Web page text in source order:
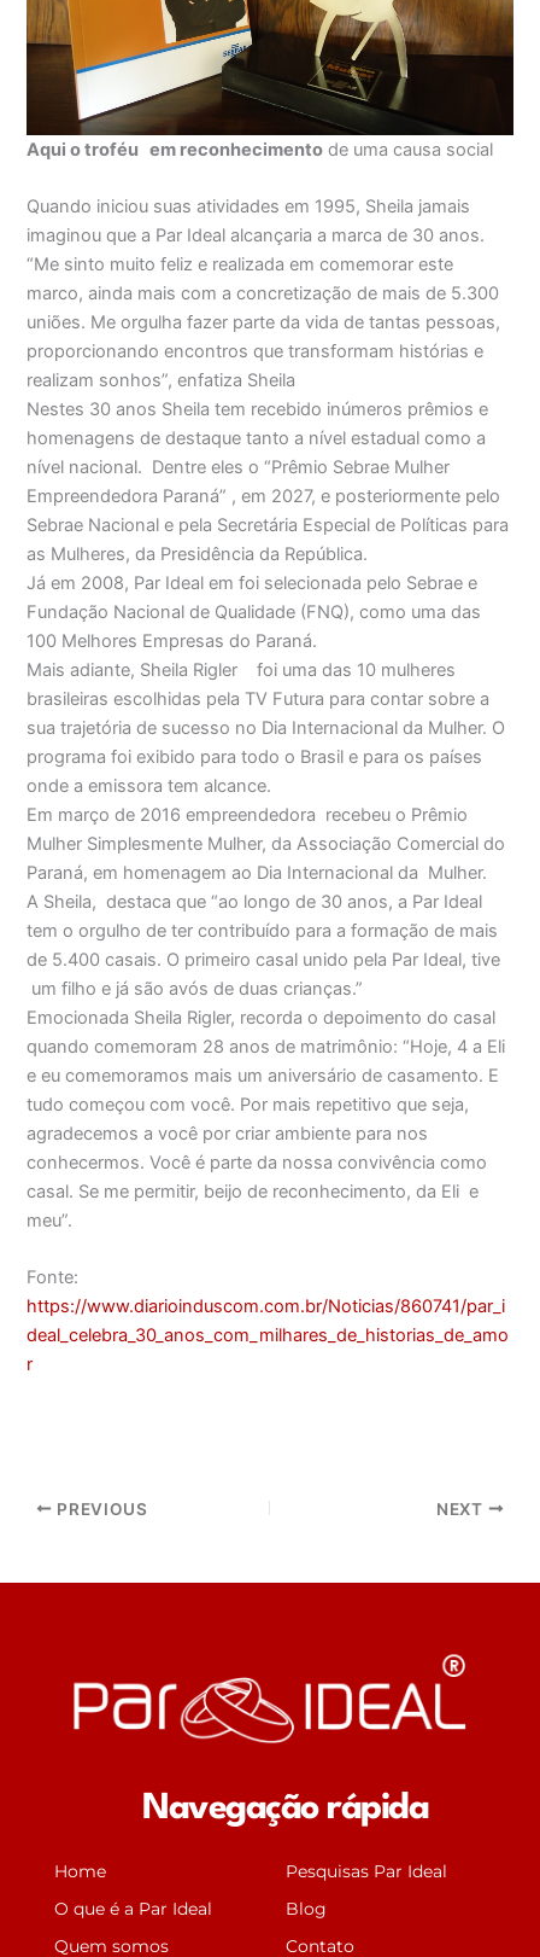
Aqui o troféu em reconhecimento de uma causa social
Quando iniciou suas atividades em 1995, Sheila jamais
imaginou que a Par Ideal alcançaria a marca de 30 anos.
“Me sinto muito feliz e realizada em comemorar este
marco, ainda mais com a concretização de mais de 5.300
uniões. Me orgulha fazer parte da vida de tantas pessoas,
proporcionando encontros que transformam histórias e
realizam sonhos”, enfatiza Sheila
Nestes 30 anos Sheila tem recebido inúmeros prêmios e
homenagens de destaque tanto a nível estadual como a
nível nacional. Dentre eles o “Prêmio Sebrae Mulher
Empreendedora Paraná” , em 2027, e posteriormente pelo
Sebrae Nacional e pela Secretária Especial de Políticas para
as Mulheres, da Presidência da República.
Já em 2008, Par Ideal em foi selecionada pelo Sebrae e
Fundação Nacional de Qualidade (FNQ), como uma das
100 Melhores Empresas do Paraná.
Mais adiante, Sheila Rigler foi uma das 10 mulheres
brasileiras escolhidas pela TV Futura para contar sobre a
sua trajetória de sucesso no Dia Internacional da Mulher. O
programa foi exibido para todo o Brasil e para os países
onde a emissora tem alcance.
Em março de 2016 empreendedora recebeu o Prêmio
Mulher Simplesmente Mulher, da Associação Comercial do
Paraná, em homenagem ao Dia Internacional da Mulher.
A Sheila, destaca que “ao longo de 30 anos, a Par Ideal
tem o orgulho de ter contribuído para a formação de mais
de 5.400 casais. O primeiro casal unido pela Par Ideal, tive
um filho e já são avós de duas crianças.”
Emocionada Sheila Rigler, recorda o depoimento do casal
quando comemoram 28 anos de matrimônio: “Hoje, 4 a Eli
e eu comemoramos mais um aniversário de casamento. E
tudo começou com você. Por mais repetitivo que seja,
agradecemos a você por criar ambiente para nos
conhecermos. Você é parte da nossa convivência como
casal. Se me permitir, beijo de reconhecimento, da Eli e
meu”.
Fonte:
https://www.diarioinduscom.com.br/Noticias/860741/par_i
deal_celebra_30_anos_com_milhares_de_historias_de_amo
r
PREVIOUS NEXT
Navegação rápida
Home
O que é a Par Ideal
Quem somos
Pesquisas Par Ideal
Blog
Contato